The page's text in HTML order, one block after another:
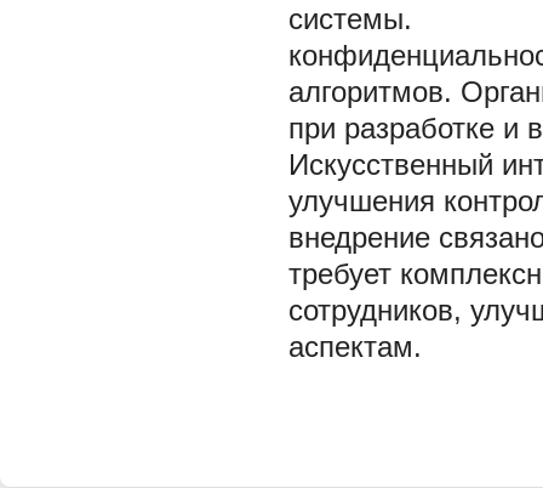
системы.
алгоритмов.
при разработке и
Искусственный
улучшения
внедрение
требует
сотрудников,
аспектам.